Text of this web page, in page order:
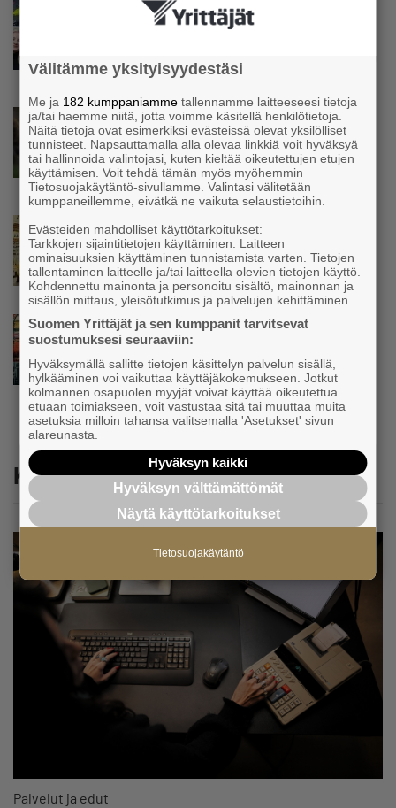
Isät opettelevat kampauksia oluen äärellä –
satoja yhteydenottoja
Uutinen
Koneyrittäjät: Lainsäädännössä ”villisian
mentävä porsaanreikä” – ”Rajoitusten
vahingot eivät voi jäädä vain yksittäisen
yrittäjän harteille”
Uutinen
Yrittäjien Mikael Pentikäiseltä YEL-varoitus
hallitukselle: ”Voi tulla ikävä yllätys”
Uutinen
Matti Korvela on yrittäjänä harvinaisuus:
”Asiakkainani on eturivin muusikoita niin
Euroopasta kuin Yhdysvalloistakin”
Katso myös
Palvelut ja edut
Välitämme yksityisyydestäsi
Me ja 182 kumppaniamme tallennamme laitteeseesi tietoja
ja/tai haemme niitä, jotta voimme käsitellä henkilötietoja.
Näitä tietoja ovat esimerkiksi evästeissä olevat yksilölliset
tunnisteet. Napsauttamalla alla olevaa linkkiä voit hyväksyä
tai hallinnoida valintojasi, kuten kieltää oikeutettujen etujen
käyttämisen. Voit tehdä tämän myös myöhemmin
Tietosuojakäytäntö-sivullamme. Valintasi välitetään
kumppaneillemme, eivätkä ne vaikuta selaustietoihin.
Evästeiden mahdolliset käyttötarkoitukset:
Tarkkojen sijaintitietojen käyttäminen. Laitteen
ominaisuuksien käyttäminen tunnistamista varten. Tietojen
tallentaminen laitteelle ja/tai laitteella olevien tietojen käyttö.
Kohdennettu mainonta ja personoitu sisältö, mainonnan ja
sisällön mittaus, yleisötutkimus ja palvelujen kehittäminen .
Suomen Yrittäjät ja sen kumppanit tarvitsevat
suostumuksesi seuraaviin:
Hyväksymällä sallitte tietojen käsittelyn palvelun sisällä,
hylkääminen voi vaikuttaa käyttäjäkokemukseen. Jotkut
kolmannen osapuolen myyjät voivat käyttää oikeutettua
etuaan toimiakseen, voit vastustaa sitä tai muuttaa muita
asetuksia milloin tahansa valitsemalla 'Asetukset' sivun
alareunasta.
Hyväksyn kaikki
Hyväksyn välttämättömät
Näytä käyttötarkoitukset
Tietosuojakäytäntö